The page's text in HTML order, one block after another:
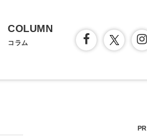
COLUMN
コラム
PR